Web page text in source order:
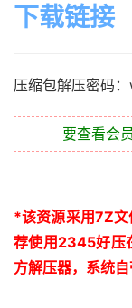
下载链接
压缩包解压密码
要查看会
*该资源采用7Z文
荐使用2345好压
方解压器，系统自